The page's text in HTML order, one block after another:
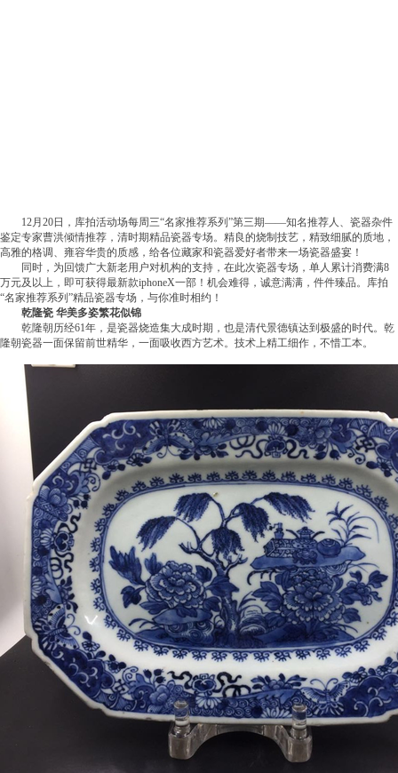
12月20日，库拍活动场每周三“名家推荐系列”第三期——知名推荐人、瓷器杂件
鉴定专家曹洪倾情推荐，清时期精品瓷器专场。精良的烧制技艺，精致细腻的质地，
高雅的格调、雍容华贵的质感，给各位藏家和瓷器爱好者带来一场瓷器盛宴！
同时，为回馈广大新老用户对机构的支持，在此次瓷器专场，单人累计消费满8
万元及以上，即可获得最新款iphoneX一部！机会难得，诚意满满，件件臻品。库拍
“名家推荐系列”精品瓷器专场，与你准时相约！
乾隆瓷 华美多姿繁花似锦
乾隆朝历经61年，是瓷器烧造集大成时期，也是清代景德镇达到极盛的时代。乾
隆朝瓷器一面保留前世精华，一面吸收西方艺术。技术上精工细作，不惜工本。